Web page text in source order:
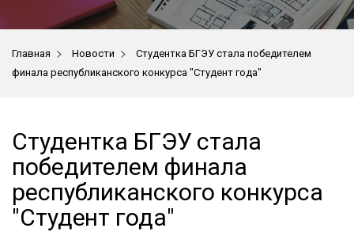
Главная > Новости >
Студентка БГЭУ стала победителем
финала республиканского конкурса "Студент года"
Студентка БГЭУ стала
победителем финала
республиканского конкурса
"Студент года"